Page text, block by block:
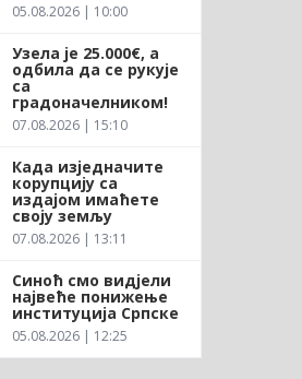
05.08.2026 | 10:00
Узела је 25.000€, а
одбила да се рукује
са
градоначелником!
07.08.2026 | 15:10
Када изједначите
корупцију са
издајом имаћете
своју земљу
07.08.2026 | 13:11
Синоћ смо видјели
највеће понижење
институција Српске
05.08.2026 | 12:25